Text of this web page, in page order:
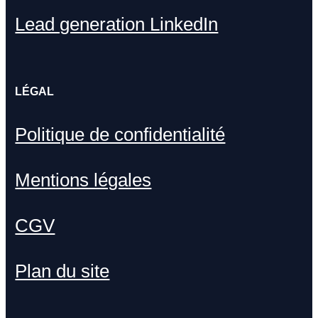
Lead generation LinkedIn
LÉGAL
Politique de confidentialité
Mentions légales
CGV
Plan du site